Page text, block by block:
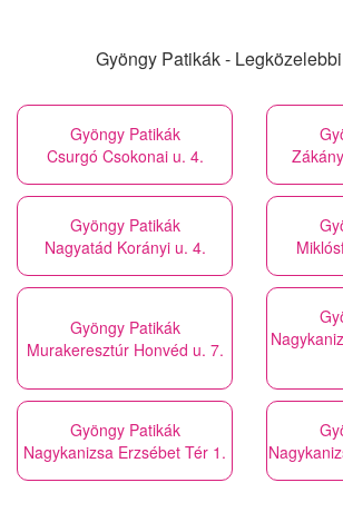
Gyöngy Patikák -
Gyöngy Patikák
Csurgó Csokonai u. 4.
Gyöngy Patikák
Nagyatád Korányi u. 4.
Gyöngy Patikák
Murakeresztúr Honvéd u. 7.
Gyöngy Patikák
Nagykanizsa Erzsébet Tér 1.